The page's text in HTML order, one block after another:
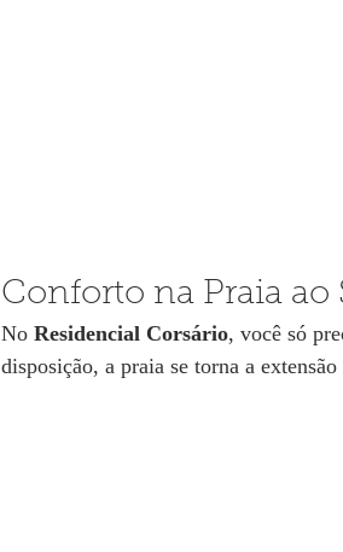
Conforto na Praia ao
No Residencial Corsário, você só
disposição, a praia se torna a extensão